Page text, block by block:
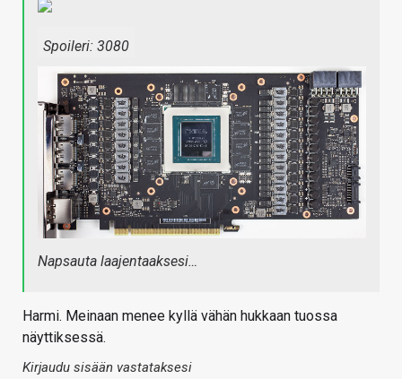
Spoileri: 3080
Napsauta laajentaaksesi…
Harmi. Meinaan menee kyllä vähän hukkaan tuossa
näyttiksessä.
Kirjaudu sisään vastataksesi